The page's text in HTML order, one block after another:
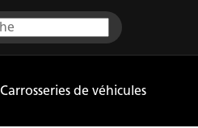
Carrosseries de véhicules